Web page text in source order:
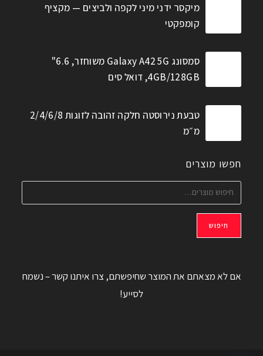
מיקסר ידני מיני לקפה ולביצים — מקציף
קומפקטי
סמסונג Galaxy A42 5G משוחזר, 6.6"
4GB/128GB, דואל סים
טבעת נירוסטה חלקה זהובה לזוגות 2/4/6/8
מ״מ
חפשו מוצרים
חיפוש
אם לא מצאתם את המוצר שחיפשתם, צרו איתנו קשר – נשמח
לסייע!